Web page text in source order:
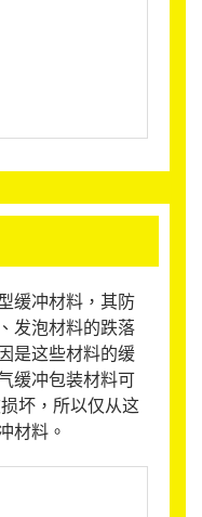
缓冲材料，其防
发泡材料的跌落
是这些材料的缓
缓冲包装材料可
坏，所以仅从这
材料。